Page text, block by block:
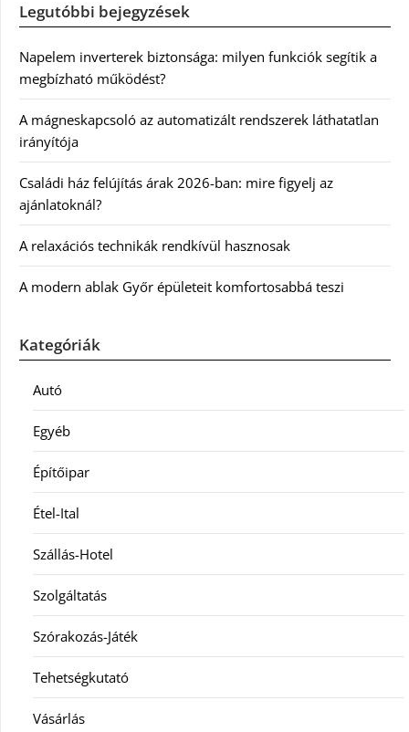
Legutóbbi bejegyzések
Napelem inverterek biztonsága: milyen funkciók segítik a
megbízható működést?
A mágneskapcsoló az automatizált rendszerek láthatatlan
irányítója
Családi ház felújítás árak 2026-ban: mire figyelj az
ajánlatoknál?
A relaxációs technikák rendkívül hasznosak
A modern ablak Győr épületeit komfortosabbá teszi
Kategóriák
Autó
Egyéb
Építőipar
Étel-Ital
Szállás-Hotel
Szolgáltatás
Szórakozás-Játék
Tehetségkutató
Vásárlás